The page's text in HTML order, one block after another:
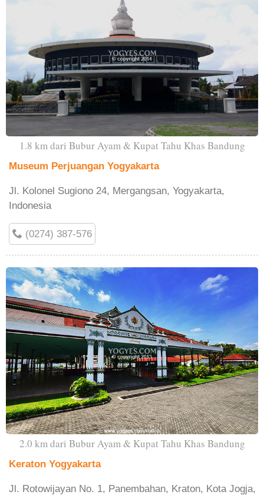
1.8 km dari Bubur Ayam & Kupat Tahu Khas Bandung
Museum Perjuangan Yogyakarta
Jl. Kolonel Sugiono 24, Mergangsan, Yogyakarta,
Indonesia
(0274) 387-576
2.0 km dari Bubur Ayam & Kupat Tahu Khas Bandung
Keraton Yogyakarta
Jl. Rotowijayan No. 1, Panembahan, Kraton, Kota Jogja,